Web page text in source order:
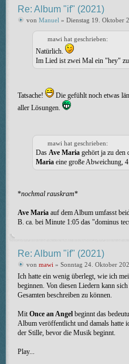
Re: Album "if" (2021)
von Manuel » Dienstag 19. Oktober
mawi hat geschrieben:
Natürlich.
Im Lied ist zwei Mal ein "hey"
Tatsache!
Die gefühlt noch etwas
aller Lösungen.
mawi hat geschrieben:
Das Ave Maria gehört ja zu den
Maria eine große Abweichung,
*nochmal rauskram*
Ave Maria auf dem Album umfasst
B. ca. bei Minute 1:05 das "dominus
Re: Album "if" (2021)
von mawi » Sonntag 24. Oktober
Ich hatte ein wenig überlegt, wie ich
beginnen. Von diesen Liedern kann
Gesamten beschreiben zu können.
Mit Once an Angel beginnt das
Album veröffentlicht und damals hatte
der Stille, bevor die Musik beginnt.
Play...